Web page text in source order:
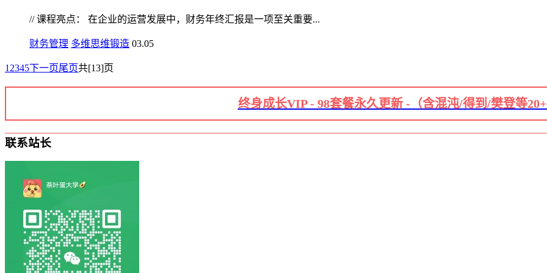
// 课程亮点： 在企业的运营发展中，财务年终汇报是一项至关重要...
财务管理 多维思维锻造 03.05
1 2345下一页尾页共[13]页
终身成长VIP - 98套餐永久更新 -（含混沌/得到/樊登等
联系站长